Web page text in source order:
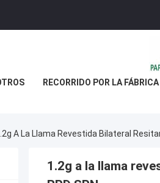
RECORRIDO POR LA FÁBRICA
A La Llama Revestida Bilateral
1.2g a la llama